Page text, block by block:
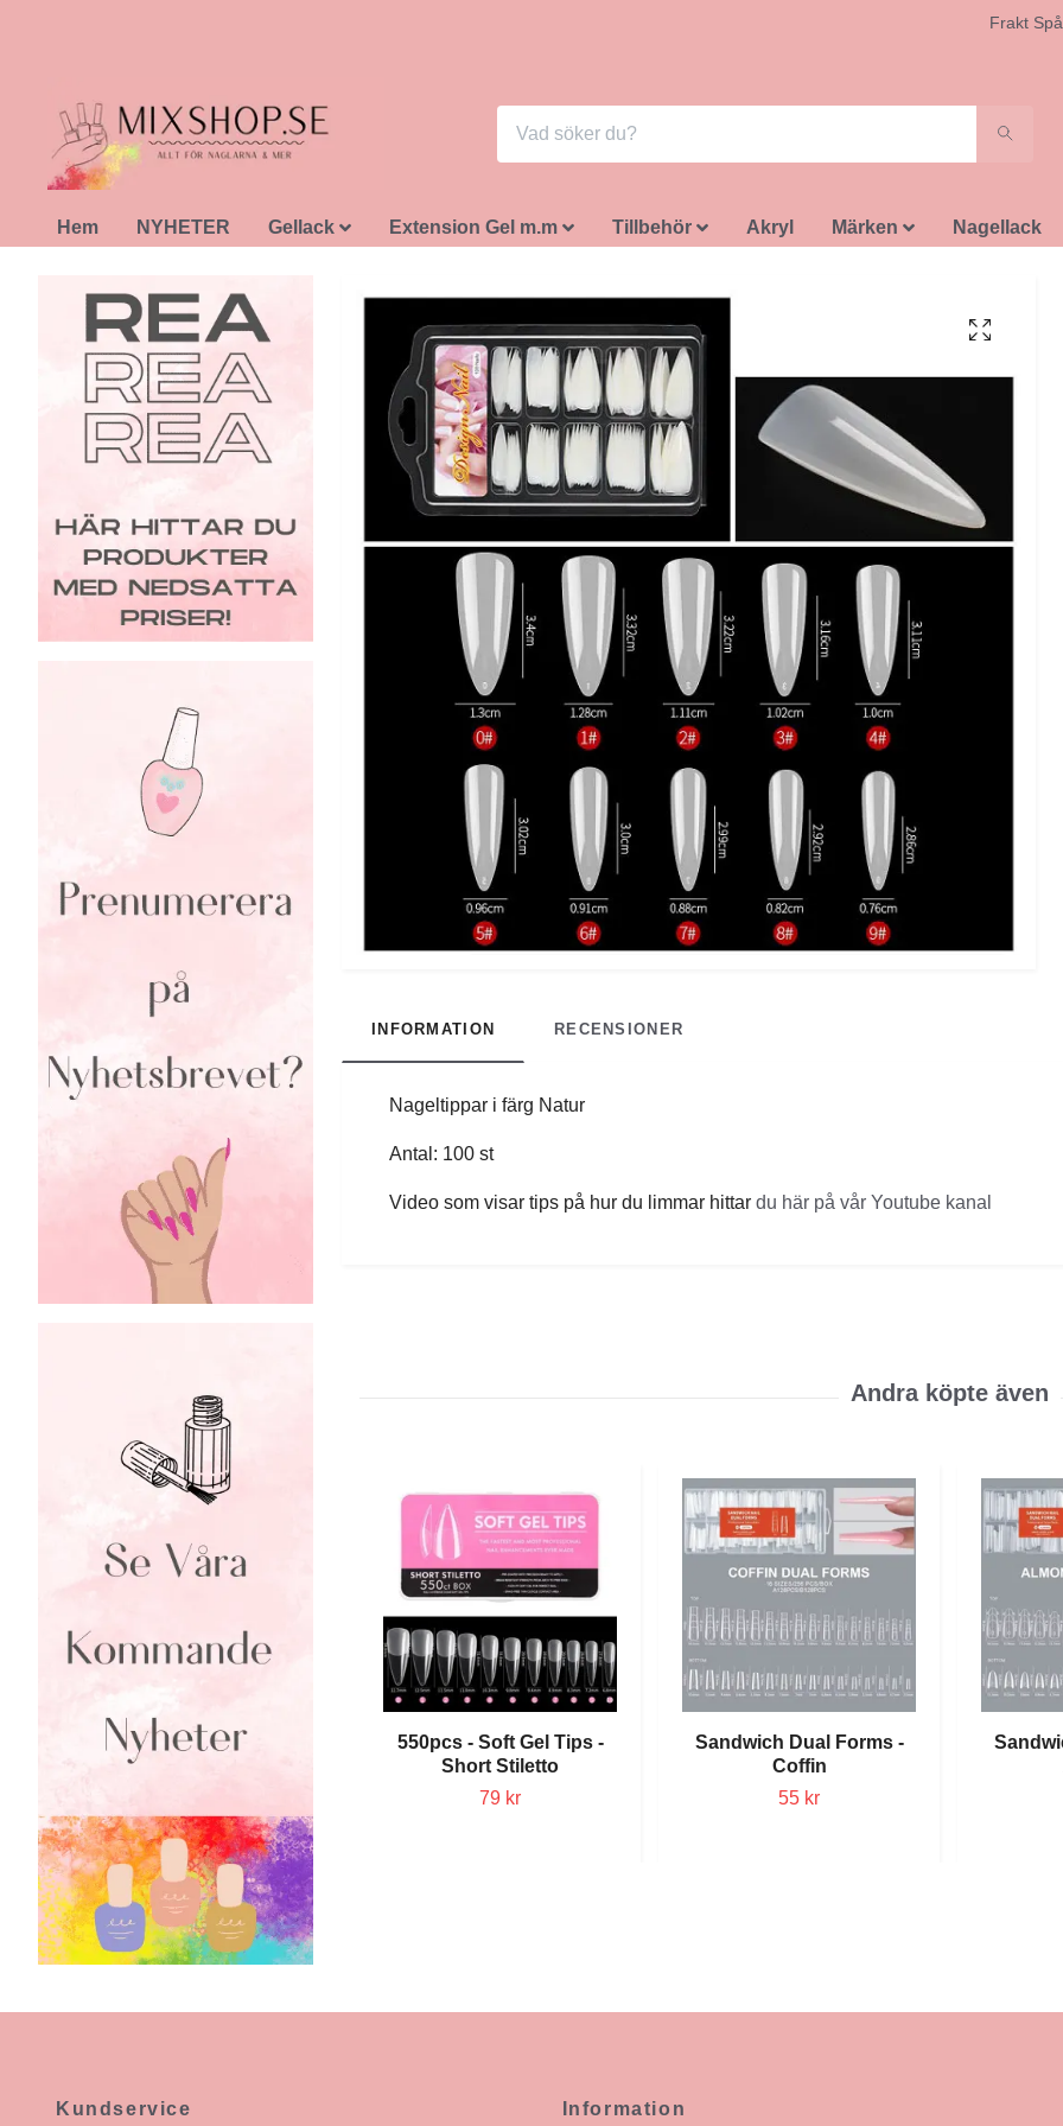
Frakt
Hem NYHETER Gellack Extension Gel m.m Tillbehör Akryl Märken Nagellack
INFORMATION RECENSIONER
Nageltippar i färg Natur
Antal: 100 st
Video som visar tips på hur du limmar hittar du här på vår Youtube kanal
550pcs - Soft Gel Tips -
Short Stiletto
79 kr
Sandwich Dual Forms -
Coffin
55 kr
Kundservice Information